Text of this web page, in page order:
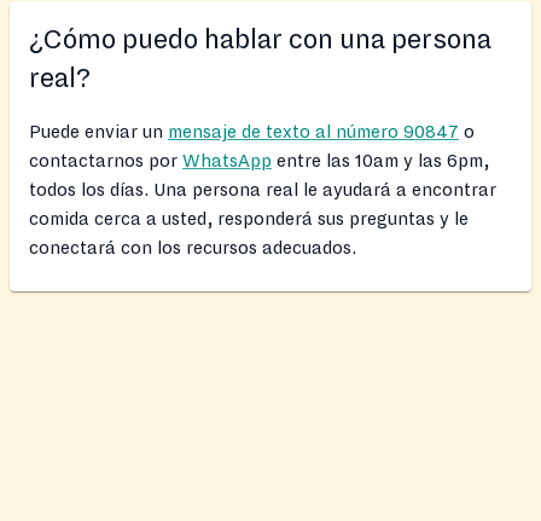
¿Cómo puedo hablar con una persona
real?
Puede enviar un mensaje de texto al número 90847 o
contactarnos por WhatsApp entre las 10am y las 6pm,
todos los días. Una persona real le ayudará a encontrar
comida cerca a usted, responderá sus preguntas y le
conectará con los recursos adecuados.